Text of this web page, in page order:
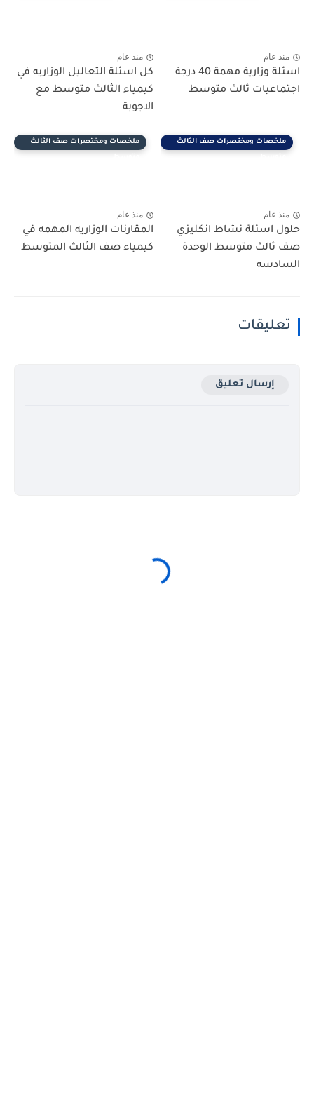
منذ عام
اسئلة وزارية مهمة 40 درجة
اجتماعيات ثالث متوسط
منذ عام
كل اسئلة التعاليل الوزاريه في
كيمياء الثالث متوسط مع
الاجوبة
ملخصات ومختصرات صف الثالث
منذ عام
حلول اسئلة نشاط انكليزي
صف ثالث متوسط الوحدة
السادسه
ملخصات ومختصرات صف الثالث
منذ عام
المقارنات الوزاريه المهمه في
كيمياء صف الثالث المتوسط
تعليقات
إرسال تعليق